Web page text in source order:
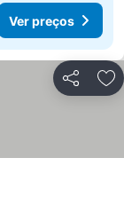
Ver preços
Partilhar